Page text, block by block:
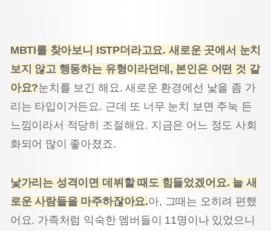
MBTI를 찾아보니 ISTP더라고요. 새로운 곳에서 눈치
보지 않고 행동하는 유형이라던데, 본인은 어떤 것 같
아요?눈치를 보긴 해요. 새로운 환경에선 낯을 좀 가
리는 타입이거든요. 근데 또 너무 눈치 보면 주눅 든
느낌이라서 적당히 조절해요. 지금은 어느 정도 사회
화되어 많이 좋아졌죠.
낯가리는 성격이면 데뷔할 때도 힘들었겠어요. 늘 새
로운 사람들을 마주하잖아요.아, 그때는 오히려 편했
어요. 가족처럼 익숙한 멤버들이 11명이나 있었으니